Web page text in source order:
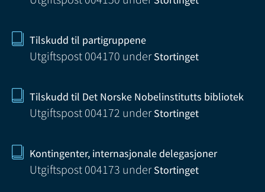
Tilskudd til partigruppene
Utgiftspost 004170 underStortinget
Tilskudd til Det Norske Nobelinstitutts bibliotek
Utgiftspost 004172 underStortinget
Kontingenter, internasjonale delegasjoner
Utgiftspost 004173 underStortinget